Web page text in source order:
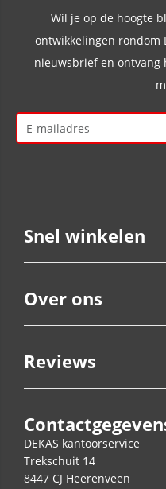
Wil je op de hoogte
ontwikkelingen rondom
nieuwsbrief en ontvang
Snel winkelen
Over ons
Reviews
DEKAS kantoorservice
Trekschuit 14
8447 CJ Heerenveen